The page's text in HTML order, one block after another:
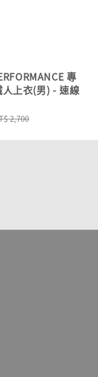
專
上衣(男) - 速線
2,700